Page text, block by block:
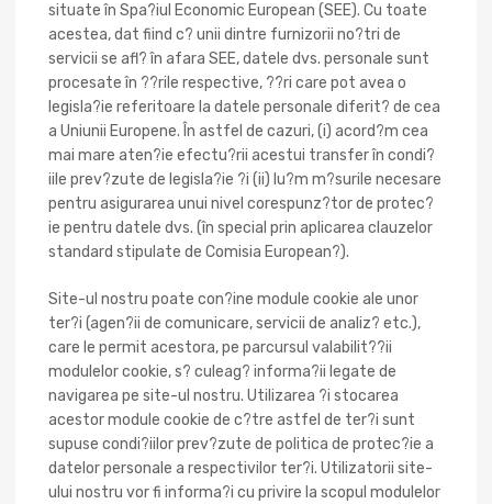
situate în Spa?iul Economic European (SEE). Cu toate
acestea, dat fiind c? unii dintre furnizorii no?tri de
servicii se afl? în afara SEE, datele dvs. personale sunt
procesate în ??rile respective, ??ri care pot avea o
legisla?ie referitoare la datele personale diferit? de cea
a Uniunii Europene. În astfel de cazuri, (i) acord?m cea
mai mare aten?ie efectu?rii acestui transfer în condi?
iile prev?zute de legisla?ie ?i (ii) lu?m m?surile necesare
pentru asigurarea unui nivel corespunz?tor de protec?
ie pentru datele dvs. (în special prin aplicarea clauzelor
standard stipulate de Comisia European?).
Site-ul nostru poate con?ine module cookie ale unor
ter?i (agen?ii de comunicare, servicii de analiz? etc.),
care le permit acestora, pe parcursul valabilit??ii
modulelor cookie, s? culeag? informa?ii legate de
navigarea pe site-ul nostru. Utilizarea ?i stocarea
acestor module cookie de c?tre astfel de ter?i sunt
supuse condi?iilor prev?zute de politica de protec?ie a
datelor personale a respectivilor ter?i. Utilizatorii site-
ului nostru vor fi informa?i cu privire la scopul modulelor